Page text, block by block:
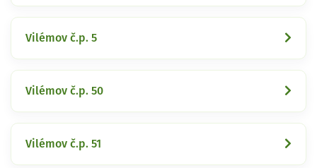
Vilémov č.p. 5
Vilémov č.p. 50
Vilémov č.p. 51